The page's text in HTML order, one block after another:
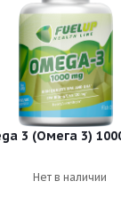
3 (Омега 3)
Нет в наличии